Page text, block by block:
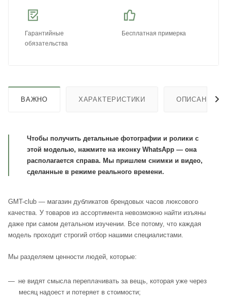
Гарантийные
обязательства
Бесплатная примерка
ВАЖНО ХАРАКТЕРИСТИКИ ОПИСАНИЕ
Чтобы получить детальные фотографии и ролики с
этой моделью, нажмите на иконку WhatsApp — она
располагается справа. Мы пришлем снимки и видео,
сделанные в режиме реального времени.
GMT-club — магазин дубликатов брендовых часов люксового
качества. У товаров из ассортимента невозможно найти изъяны
даже при самом детальном изучении. Все потому, что каждая
модель проходит строгий отбор нашими специалистами.
Мы разделяем ценности людей, которые:
не видят смысла переплачивать за вещь, которая уже через
месяц надоест и потеряет в стоимости;